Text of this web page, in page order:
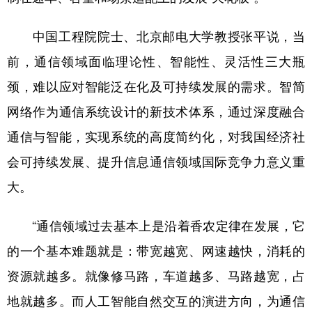
中国工程院院士、北京邮电大学教授张平说，当
前，通信领域面临理论性、智能性、灵活性三大瓶
颈，难以应对智能泛在化及可持续发展的需求。智简
网络作为通信系统设计的新技术体系，通过深度融合
通信与智能，实现系统的高度简约化，对我国经济社
会可持续发展、提升信息通信领域国际竞争力意义重
大。
“通信领域过去基本上是沿着香农定律在发展，它
的一个基本难题就是：带宽越宽、网速越快，消耗的
资源就越多。就像修马路，车道越多、马路越宽，占
地就越多。而人工智能自然交互的演进方向，为通信